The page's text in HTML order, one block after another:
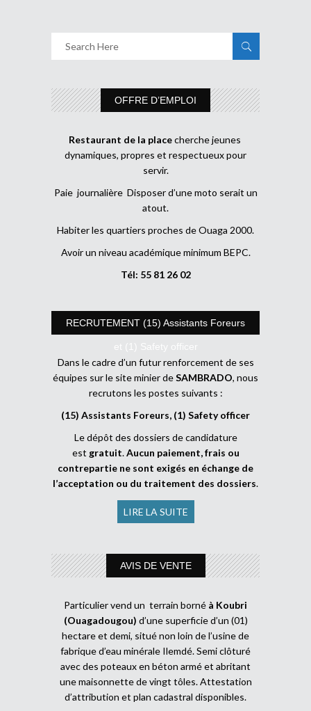
OFFRE D’EMPLOI
Restaurant de la placecherche jeunes
dynamiques, propres et respectueux pour
servir.
Paie journalière Disposer d’une moto serait un
atout.
Habiter les quartiers proches de Ouaga 2000.
Avoir un niveau académique minimum BEPC.
Tél: 55 81 26 02
RECRUTEMENT (15) Assistants Foreurs
et (1) Safety officer
Dans le cadre d’un futur renforcement de ses
équipes sur le site minier deSAMBRADO, nous
recrutons les postes suivants :
(15) Assistants Foreurs, (1) Safety officer
Le dépôt des dossiers de candidature
est gratuit.Aucun paiement, frais ou
contrepartie ne sont exigés en échange de
l’acceptation ou du traitement des dossiers.
LIRE LA SUITE
AVIS DE VENTE
Particulier vend un terrain borné à Koubri
(Ouagadougou) d’une superficie d’un (01)
hectare et demi, situé non loin de l’usine de
fabrique d’eau minérale Ilemdé. Semi clôturé
avec des poteaux en béton armé et abritant
une maisonnette de vingt tôles. Attestation
d’attribution et plan cadastral disponibles.